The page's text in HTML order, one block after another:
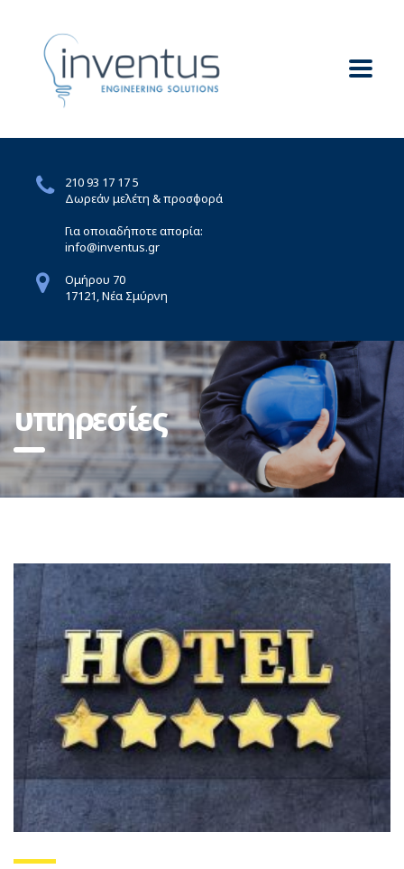
210 93 17 17 5
Δωρεάν μελέτη & προσφορά
Για οποιαδήποτε απορία:
info@inventus.gr
Ομήρου 70
17121, Νέα Σμύρνη
υπηρεσίες